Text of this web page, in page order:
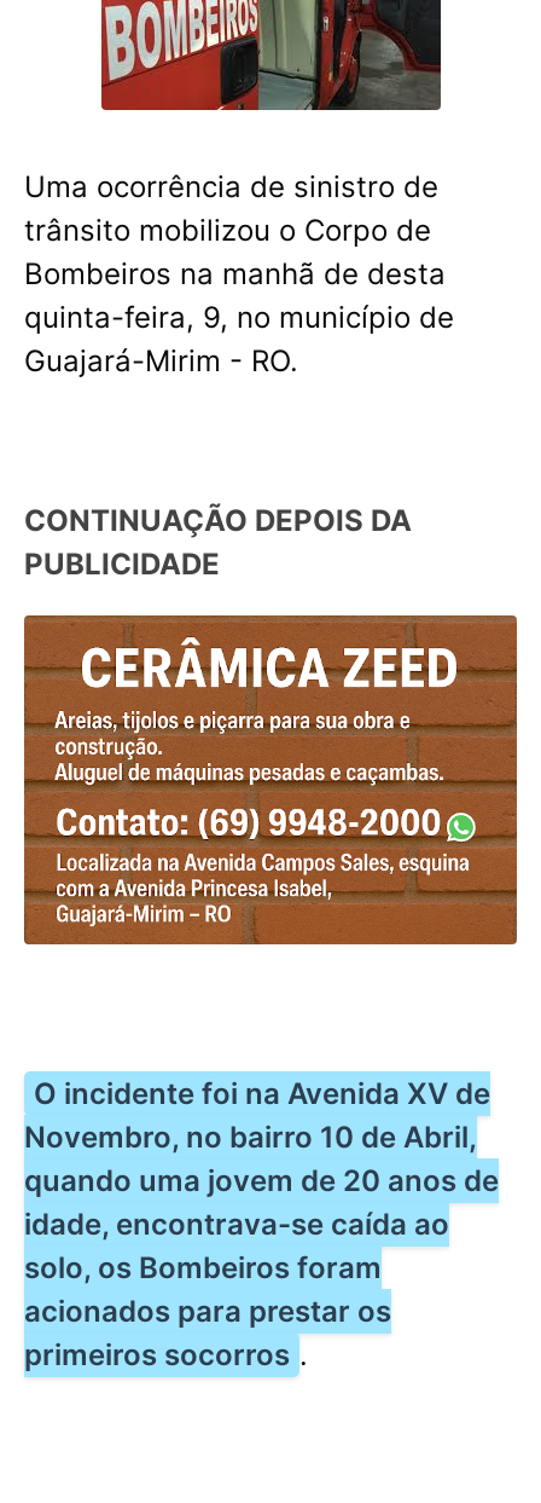
Uma ocorrência de sinistro de
trânsito mobilizou o Corpo de
Bombeiros na manhã de desta
quinta-feira, 9, no município de
Guajará-Mirim - RO.
CONTINUAÇÃO DEPOIS DA
PUBLICIDADE
O incidente foi na Avenida XV de
Novembro, no bairro 10 de Abril,
quando uma jovem de 20 anos de
idade, encontrava-se caída ao
solo, os Bombeiros foram
acionados para prestar os
primeiros socorros .